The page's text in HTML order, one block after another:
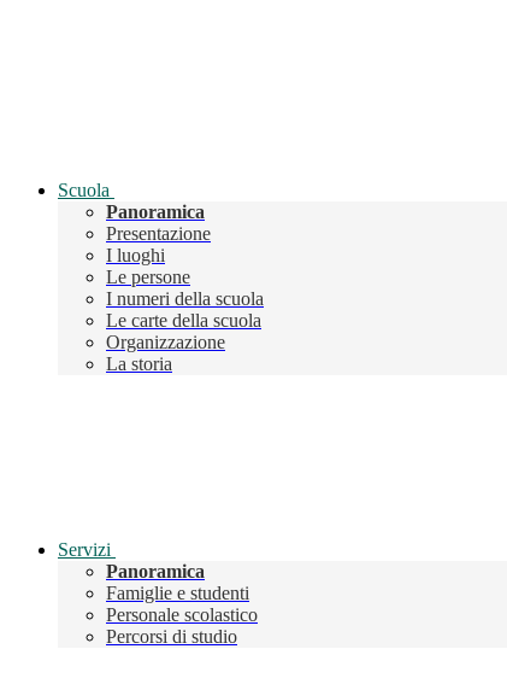
Scuola
Panoramica
Presentazione
I luoghi
Le persone
I numeri della scuola
Le carte della scuola
Organizzazione
La storia
Servizi
Panoramica
Famiglie e studenti
Personale scolastico
Percorsi di studio